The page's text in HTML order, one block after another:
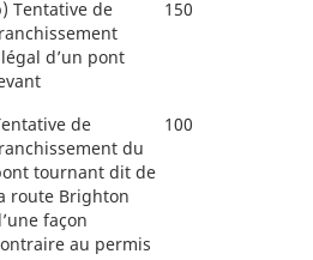
Tentative de
d’un pont
150
de
du
tournant dit de
route Brighton
façon
au permis
100